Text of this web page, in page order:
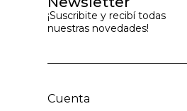
¡Suscribite y recibí todas
nuestras novedades!
Cuenta